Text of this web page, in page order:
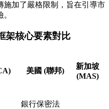
施加了嚴格限制，旨在引導市
架核心要素對比
美國 (聯邦)
新加坡
(MAS)
銀行保密法